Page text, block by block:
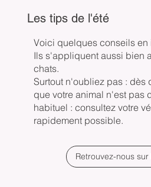
Les tips de l'été
Voici quelques conseils en
Ils s'appliquent aussi bien
chats.
Surtout n'oubliez pas : dès
que votre animal n'est pas
habituel : consultez votre
rapidement possible.
Retrouvez-nous